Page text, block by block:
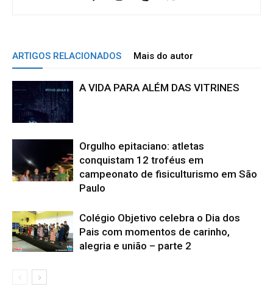
ARTIGOS RELACIONADOS Mais do autor
A VIDA PARA ALÉM DAS VITRINES
Orgulho epitaciano: atletas
conquistam 12 troféus em
campeonato de fisiculturismo em São
Paulo
Colégio Objetivo celebra o Dia dos
Pais com momentos de carinho,
alegria e união – parte 2